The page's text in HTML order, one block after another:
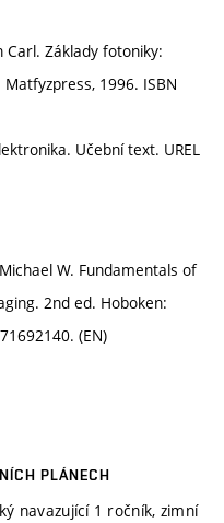
Carl. Základy fotoniky:
1996. ISBN
Učební text. UREL
W. Fundamentals of
2nd ed. Hoboken:
(EN)
PLÁNECH
navazující 1 ročník, zimní